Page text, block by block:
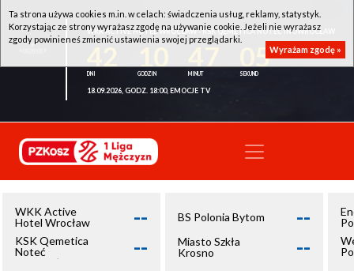
WKK ACTIVE HOTEL WROCŁAW - KSK QEMETICA NOTEĆ INOWROCŁAW
05
18.09.2026, GODZ. 18:00, EMOCJE TV
WKK Active
Hotel Wrocław
--
KSK Qemetica
Noteć
Inowrocław
--
BS Polonia Bytom --
Miasto Szkła
Krosno
--
Ta strona używa cookies m.in. w celach: świadczenia usług, reklamy, statystyk.
Korzystając ze strony wyrażasz zgodę na używanie cookie. Jeżeli nie wyrażasz
zgody powinieneś zmienić ustawienia swojej przeglądarki.
Wyrażam zgodę »